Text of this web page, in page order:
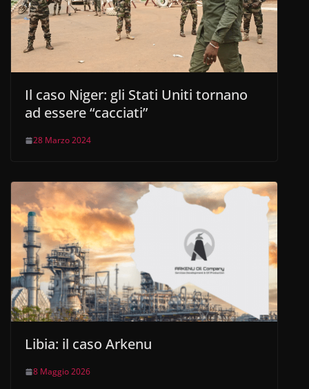
Il caso Niger: gli Stati Uniti tornano
ad essere “cacciati”
28 Marzo 2024
Libia: il caso Arkenu
8 Maggio 2026